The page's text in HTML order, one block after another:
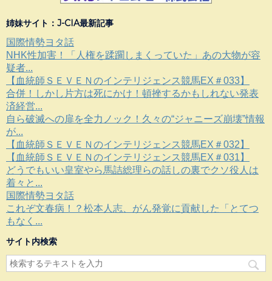
姉妹サイト：J-CIA最新記事
国際情勢ヨタ話
NHK性加害！「人権を蹂躙しまくっていた」あの大物が容
疑者...
【血統師ＳＥＶＥＮのインテリジェンス競馬EX＃033】
合併！しかし片方は死にかけ！頓挫するかもしれない発表
済経営...
自ら破滅への扉を全力ノック！久々の“ジャニーズ崩壊”情報
が...
【血統師ＳＥＶＥＮのインテリジェンス競馬EX＃032】
【血統師ＳＥＶＥＮのインテリジェンス競馬EX＃031】
どうでもいい皇室やら馬詰総理らの話しの裏でクソ役人は
着々と...
国際情勢ヨタ話
これぞ文春病！？松本人志、がん発覚に貢献した「とてつ
もなく...
サイト内検索